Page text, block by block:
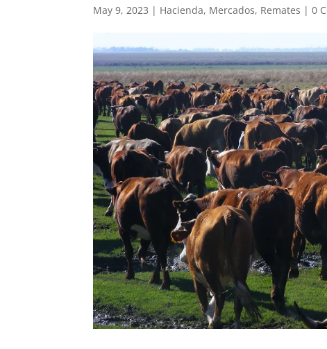
May 9, 2023 | Hacienda, Mercados, Remates |0